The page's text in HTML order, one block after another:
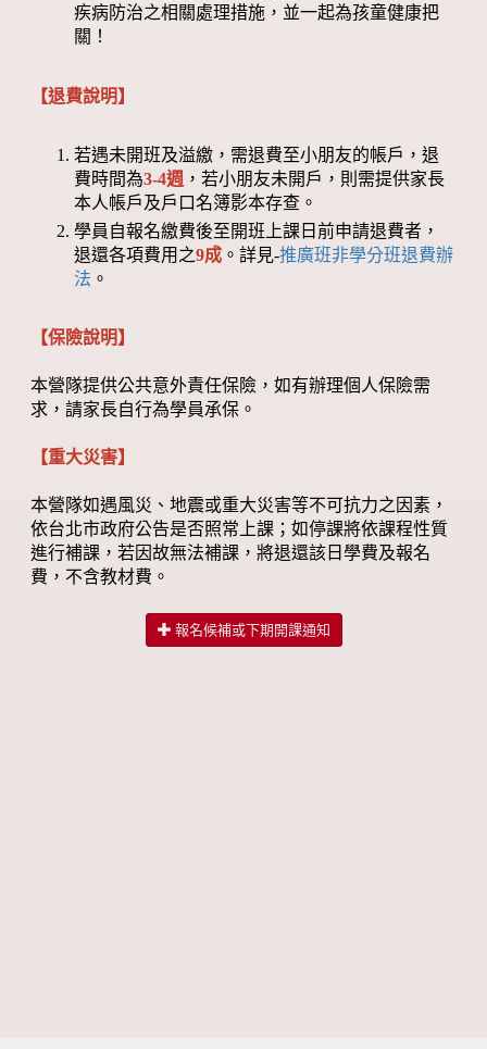
疾病防治之相關處理措施，並一起為孩童健康把
關！
【退費說明】
若遇未開班及溢繳，需退費至小朋友的帳戶，退
費時間為3-4週 ，若小朋友未開戶，則需提供家長
本人帳戶及戶口名簿影本存查。
學員自報名繳費後至開班上課日前申請退費者，
退還各項費用之9成 。詳見-推廣班非學分班退費辦
法 。
【保險說明】
本營隊提供公共意外責任保險，如有辦理個人保險需
求，請家長自行為學員承保。
【重大災害】
本營隊如遇風災、地震或重大災害等不可抗力之因素，
依台北市政府公告是否照常上課；如停課將依課程性質
進行補課，若因故無法補課，將退還該日學費及報名
費，不含教材費。
報名候補或下期開課通知